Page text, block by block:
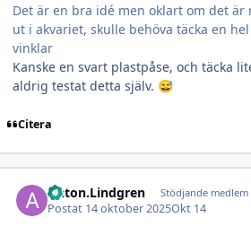
Det är en bra idé men oklart om det
ut i akvariet, skulle behöva täcka en
vinklar
Kanske en svart plastpåse, och täcka
aldrig testat detta själv. 😅
Citera
Anton.Lindgren Stödjande medlem
Postat 14 oktober 2025Okt 14